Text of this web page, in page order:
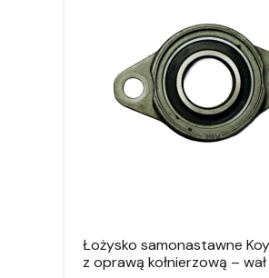
Łożysko samonastawne
z oprawą kołnierzową –